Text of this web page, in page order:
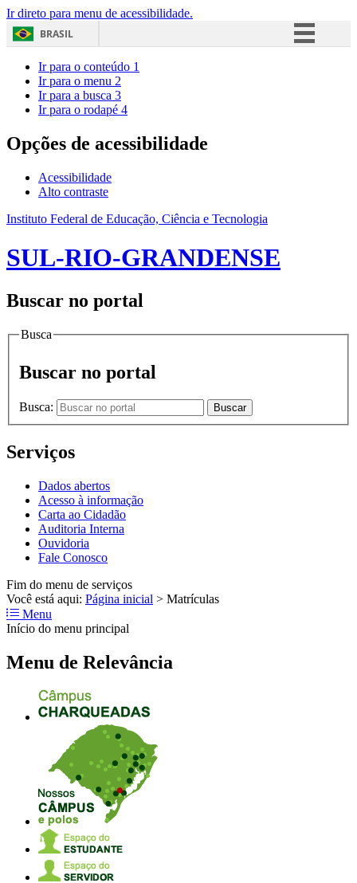
Ir direto para menu de acessibilidade.
BRASIL
Acesso à informação
Ir para o conteúdo 1
Ir para o menu 2
Ir para a busca 3
Ir para o rodapé 4
Opções de acessibilidade
Acessibilidade
Alto contraste
Instituto Federal de Educação, Ciência e Tecnologia
SUL-RIO-GRANDENSE
Buscar no portal
Busca
Buscar no portal
Busca: Buscar
Serviços
Dados abertos
Acesso à informação
Carta ao Cidadão
Auditoria Interna
Ouvidoria
Fale Conosco
Fim do menu de serviços
Você está aqui: Página inicial > Matrículas
Menu
Início do menu principal
Menu de Relevância